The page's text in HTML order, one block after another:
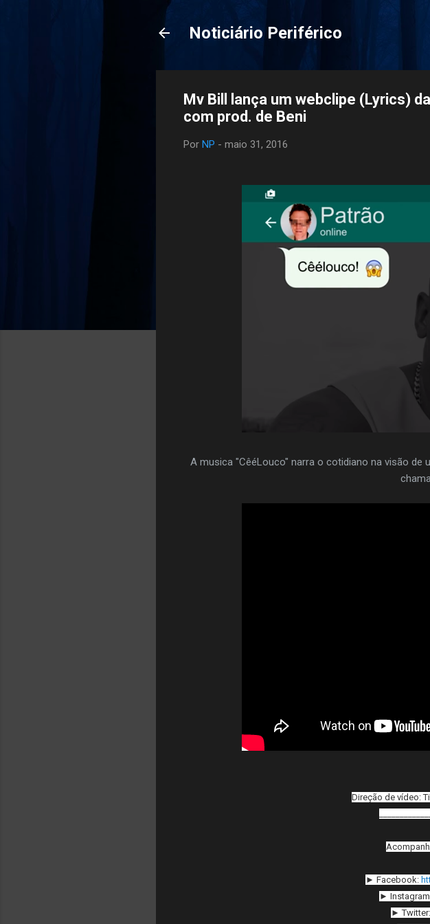
Noticiário Periférico
Mv Bill lança um webclipe (Lyrics)
com prod. de Beni
Por NP - maio 31, 2016
A musica "CêéLouco" narra o cotidiano na visão
Direção de vídeo:
► Facebook:
►
► Twitter: